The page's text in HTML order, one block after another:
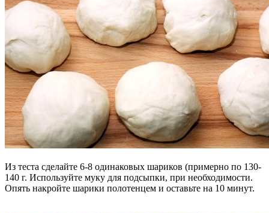
Из теста сделайте 6-8 одинаковых шариков (примерно по 130-
140 г. Используйте муку для подсыпки, при необходимости.
Опять накройте шарики полотенцем и оставьте на 10 минут.